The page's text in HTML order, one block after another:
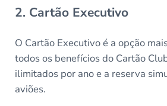
2. Cartão Executivo
O Cartão Executivo é a opção
todos os benefícios do Cartão
ilimitados por ano e a reserva
aviões.